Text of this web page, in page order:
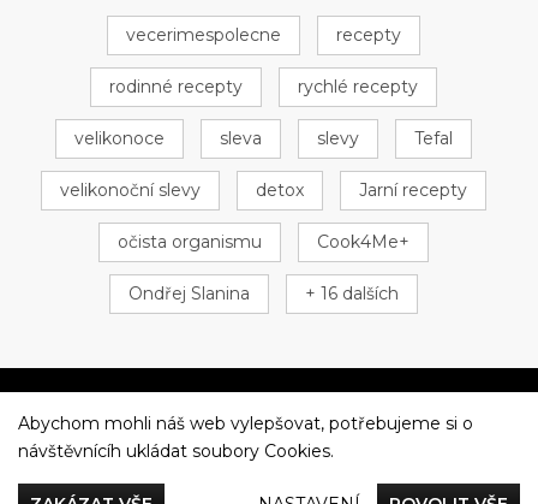
vecerimespolecne recepty
rodinné recepty rychlé recepty
velikonoce sleva slevy Tefal
velikonoční slevy detox Jarní recepty
očista organismu Cook4Me+
Ondřej Slanina + 16 dalších
Večeříme společně
Abychom mohli náš web vylepšovat, potřebujeme si o
návštěvnícíh ukládat soubory Cookies.